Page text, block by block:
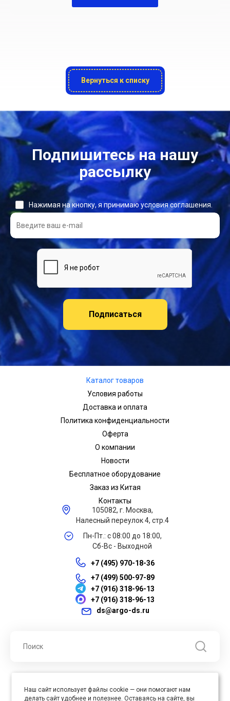
Вернуться к списку
Подпишитесь на нашу
рассылку
Подписаться
Нажимая на кнопку, я принимаю условия соглашения.
Каталог товаров
Условия работы
Доставка и оплата
Политика конфиденциальности
Оферта
О компании
Новости
Бесплатное оборудование
Заказ из Китая
Контакты
105082, г. Москва,
Налесный переулок 4, стр.4
Пн-Пт.: с 08:00 до 18:00,
Сб-Вс - Выходной
+7 (495) 970-18-36
+7 (499) 500-97-89
+7 (916) 318-96-13
+7 (916) 318-96-13
ds@argo-ds.ru
права защищены
Юр. адрес : 105005, г. Москва, ул. Бауманская, д.20, стр. 3
Наш сайт использует файлы cookie — они помогают нам
делать сайт удобнее и полезнее. Оставаясь на сайте, вы